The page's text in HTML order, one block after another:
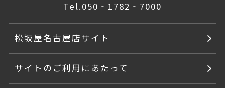
Tel.050‐1782‐7000
松坂屋名古屋店サイト
サイトのご利用にあたって